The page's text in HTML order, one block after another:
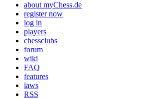
about myChess.de
register now
log in
players
chessclubs
forum
wiki
FAQ
features
laws
RSS